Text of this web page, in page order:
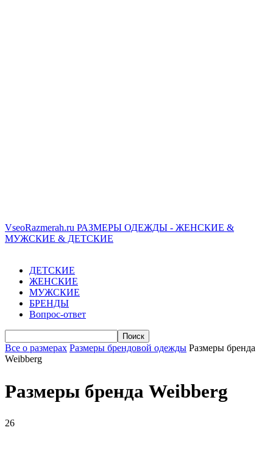
VseoRazmerah.ru РАЗМЕРЫ ОДЕЖДЫ - ЖЕНСКИЕ &
МУЖСКИЕ & ДЕТСКИЕ
ДЕТСКИЕ
ЖЕНСКИЕ
МУЖСКИЕ
БРЕНДЫ
Вопрос-ответ
Все о размерах Размеры брендовой одежды Размеры бренда
Weibberg
Размеры бренда Weibberg
26